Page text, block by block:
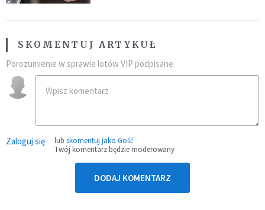
SKOMENTUJ ARTYKUŁ
Porozumienie w sprawie lotów VIP podpisane
Zaloguj się lub skomentuj jako Gość
Twój komentarz będzie moderowany
DODAJ KOMENTARZ